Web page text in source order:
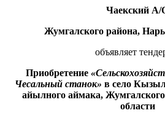
Чаекский А/
Жумгалского района,
объявляет
Приобретение
Чесальный станок» в село
айылного аймака,
области